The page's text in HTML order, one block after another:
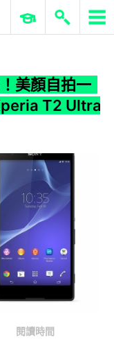
ERP 與商業 AI
美顏自拍一
T2 Ultra
閱讀時間